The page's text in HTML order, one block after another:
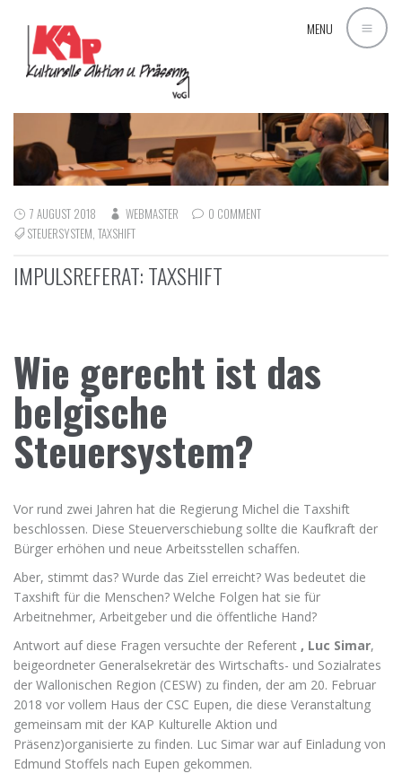
MENU
7 AUGUST 2018 WEBMASTER
0 COMMENT
STEUERSYSTEM TAXSHIFT
IMPULSREFERAT: TAXSHIFT
Wie gerecht ist das
belgische
Steuersystem?
Vor rund zwei Jahren hat die Regierung Michel die Taxshift
beschlossen. Diese Steuerverschiebung sollte die Kaufkraft der
Bürger erhöhen und neue Arbeitsstellen schaffen.
Aber, stimmt das? Wurde das Ziel erreicht? Was bedeutet die
Taxshift für die Menschen? Welche Folgen hat sie für
Arbeitnehmer, Arbeitgeber und die öffentliche Hand?
Antwort auf diese Fragen versuchte der Referent , Luc Simar,
beigeordneter Generalsekretär des Wirtschafts- und Sozialrates
der Wallonischen Region (CESW) zu finden, der am 20. Februar
2018 vor vollem Haus der CSC Eupen, die diese Veranstaltung
gemeinsam mit der KAP Kulturelle Aktion und
Präsenz)organisierte zu finden. Luc Simar war auf Einladung von
Edmund Stoffels nach Eupen gekommen.